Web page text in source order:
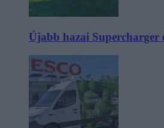
Újabb hazai Supercharger